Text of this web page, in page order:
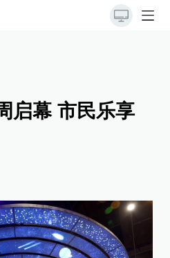
启幕 市民乐享